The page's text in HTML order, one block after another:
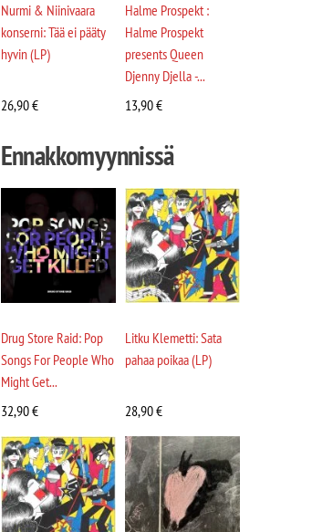
Nurmi & Niinivaara
konserni: Tää ei pääty
hyvin (LP)
26,90€
Halme Prospekt :
Halme Prospekt
presents Queen
Djenny Djella -...
13,90€
Ennakkomyynnissä
Drug Store Raid: Pop
Songs For People Who
Might Get...
32,90€
Litku Klemetti: Sata
pahaa poikaa (LP)
28,90€